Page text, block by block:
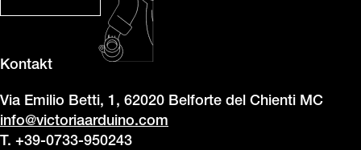
Kontakt
Via Emilio Betti, 1, 62020 Belforte del Chienti MC
info@victoriaarduino.com
T. +39-0733-950243